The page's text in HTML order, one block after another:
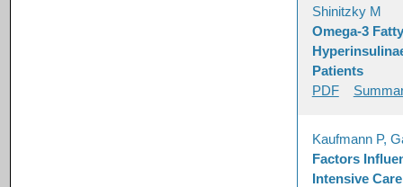
Shinitzky M
Omega-3
Patients
PDF
Kaufmann P,
Factors
Intensive